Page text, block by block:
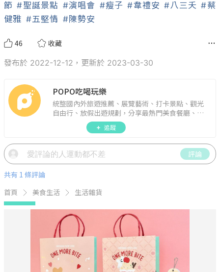
節 #聖誕景點 #演唱會 #瘦子 #韋禮安 #八三夭 #蔡
健雅 #五堅情 #陳勢安
46 收藏
發布於 2022-12-12，更新於 2023-03-30
POPO吃喝玩樂
統整國內外旅遊推薦、展覽藝術、打卡景點、觀光
自由行、放假出遊規劃，分享最熱門美食餐廳、約
會聚餐、人氣甜點、速食手搖飲、3C科技、心理測
驗、星座運勢、生活雜貨、吃喝玩樂實用資訊。
追蹤
評論
共有 1 條評論
首頁
美食生活 生活雜貨